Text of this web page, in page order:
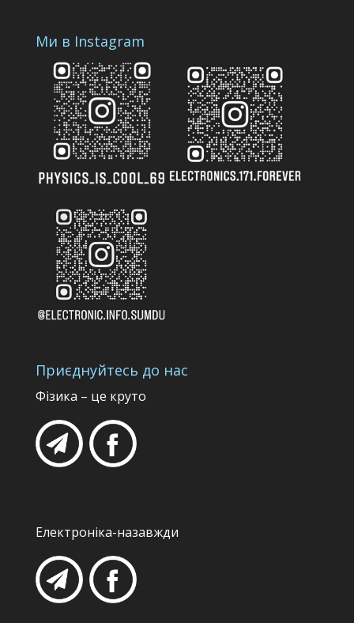
Ми в Instagram
Приєднуйтесь до нас
Фізика – це круто
Електроніка-назавжди